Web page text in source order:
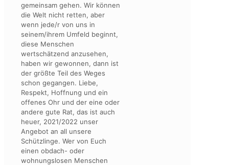
gemeinsam gehen. Wir können
die Welt nicht retten, aber
wenn jede/r von uns in
seinem/ihrem Umfeld beginnt,
diese Menschen
wertschätzend anzusehen,
haben wir gewonnen, dann ist
der größte Teil des Weges
schon gegangen. Liebe,
Respekt, Hoffnung und ein
offenes Ohr und der eine oder
andere gute Rat, das ist auch
heuer, 2021/2022 unser
Angebot an all unsere
Schützlinge. Wer von Euch
einen obdach- oder
wohnungslosen Menschen